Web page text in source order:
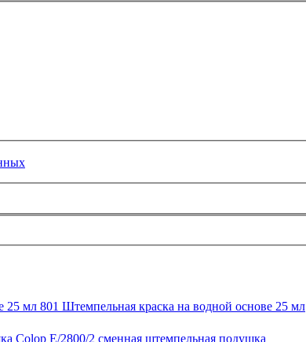
801 Штемпельная краска на водной основе 25 мл
Colop E/2800/2 сменная штемпельная подушка